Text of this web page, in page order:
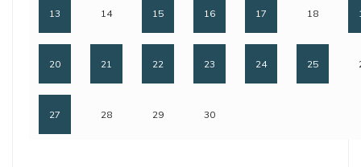
13 14 15 16 17 18
20 21 22 23 24 25
27 28 29 30